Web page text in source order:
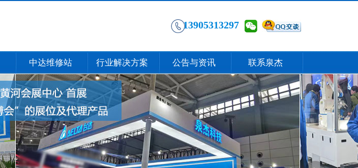
13905313297
中达维修站 行业解决方案 公告与资讯 联系泉杰